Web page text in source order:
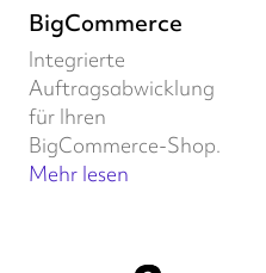
BigCommerce
Integrierte
Auftragsabwicklung
für Ihren
BigCommerce-Shop.
Mehr lesen